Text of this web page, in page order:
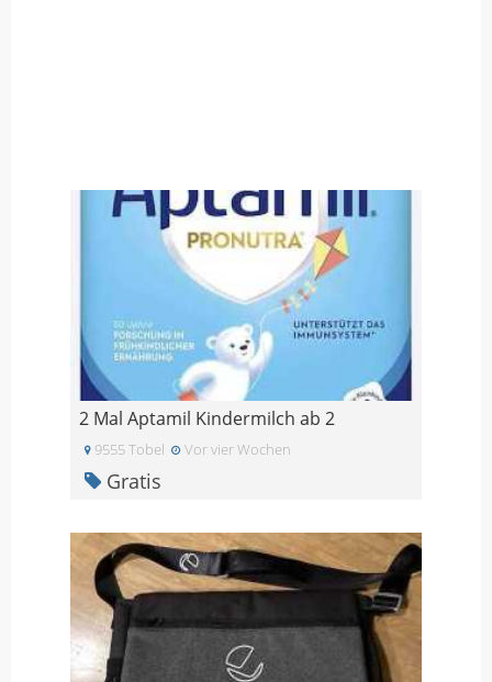
2 Mal Aptamil Kindermilch ab 2
9555 Tobel Vor vier Wochen
Gratis